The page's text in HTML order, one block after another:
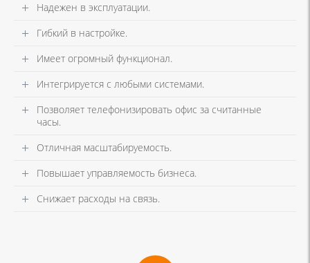
Надежен в эксплуатации.
Гибкий в настройке.
Имеет огромный функционал.
Интегрируется с любыми системами.
Позволяет телефонизировать офис за считанные
часы.
Отличная масштабируемость.
Повышает управляемость бизнеса.
Снижает расходы на связь.